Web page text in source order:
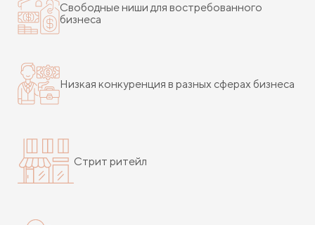
Свободные ниши для востребованного
бизнеса
Низкая конкуренция в разных сферах бизнеса
Стрит ритейл